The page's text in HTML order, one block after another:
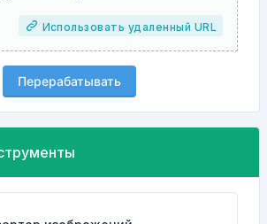
Использовать удаленный URL
Перерабатывать